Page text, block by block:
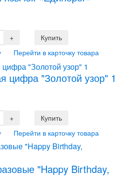
Перейти в карточку товара
цифра "Золотой узор" 1
Перейти в карточку товара
"Happy Birthday,